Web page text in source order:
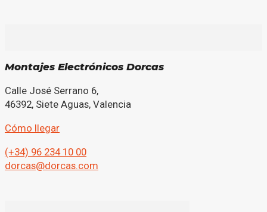
Montajes Electrónicos Dorcas
Calle José Serrano 6,
46392, Siete Aguas, Valencia
Cómo llegar
(+34) 96 234 10 00
dorcas@dorcas.com